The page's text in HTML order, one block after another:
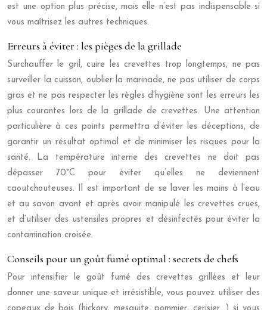
est une option plus précise, mais elle n’est pas indispensable si
vous maîtrisez les autres techniques.
Erreurs à éviter : les pièges de la grillade
Surchauffer le gril, cuire les crevettes trop longtemps, ne pas
surveiller la cuisson, oublier la marinade, ne pas utiliser de corps
gras et ne pas respecter les règles d’hygiène sont les erreurs les
plus courantes lors de la grillade de crevettes. Une attention
particulière à ces points permettra d’éviter les déceptions, de
garantir un résultat optimal et de minimiser les risques pour la
santé. La température interne des crevettes ne doit pas
dépasser 70°C pour éviter qu’elles ne deviennent
caoutchouteuses. Il est important de se laver les mains à l’eau
et au savon avant et après avoir manipulé les crevettes crues,
et d’utiliser des ustensiles propres et désinfectés pour éviter la
contamination croisée.
Conseils pour un goût fumé optimal : secrets de chefs
Pour intensifier le goût fumé des crevettes grillées et leur
donner une saveur unique et irrésistible, vous pouvez utiliser des